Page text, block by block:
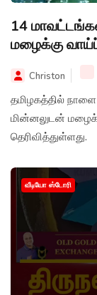
14
மழைக்கு
Christon
தமிழகத்தில்
மின்னலுடன்
தெரிவித்துள்ளது.
வீடியோ ஸ்டோரி